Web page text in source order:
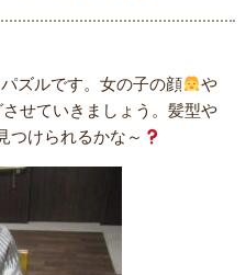
ズルです。女の子の顔
や
せていきましょう。髪型や
つけられるかな～